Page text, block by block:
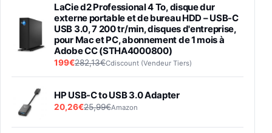
LaCie d2 Professional 4 To, disque dur
externe portable et de bureau HDD – USB-C
USB 3.0, 7 200 tr/min, disques d'entreprise,
pour Mac et PC, abonnement de 1 mois à
Adobe CC (STHA4000800)
199€282,13€Cdiscount (Vendeur Tiers)
HP USB-C to USB 3.0 Adapter
20,26€25,99€Amazon